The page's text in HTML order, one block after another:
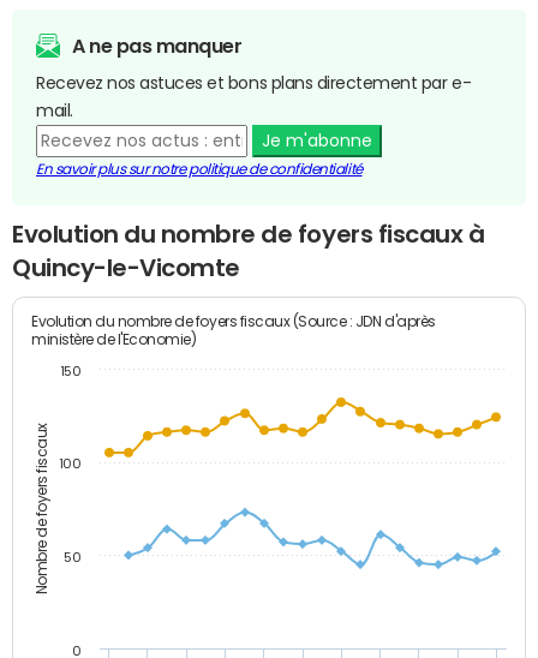
A ne pas manquer
Recevez nos astuces et bons plans directement par e-
mail.
Je m'abonne
En savoir plus sur notre politique de confidentialité
Evolution du nombre de foyers fiscaux à
Quincy-le-Vicomte
Nombre de foyers fiscaux
Evolution du nombre de foyers fiscaux (Source : JDN d'après
ministère de l'Economie)
0
50
100
150